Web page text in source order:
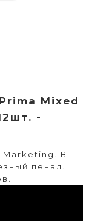
Mixed
-
Marketing. В
пенал.